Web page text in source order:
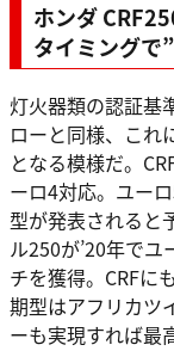
ホンダ
タイミングで
灯火器類の認証基
ローと同様、これ
となる模様だ。
ーロ4対応。ユー
型が発表されると
ル250が’20年で
チを獲得。CRFに
期型はアフリカツ
ーも実現すれば最